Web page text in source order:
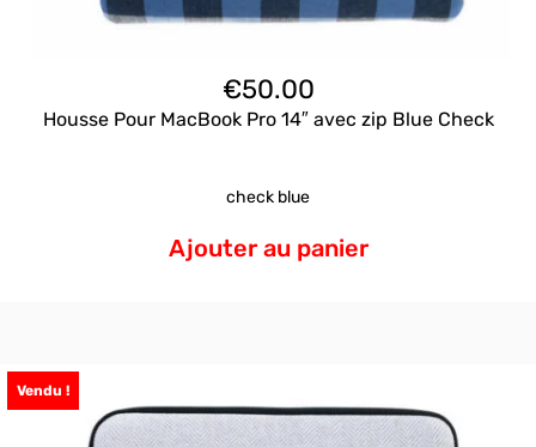
€50.00
Housse Pour MacBook Pro 14″ avec zip Blue Check
check blue
Ajouter au panier
Vendu !